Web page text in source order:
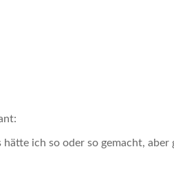
ich so oder so gemacht, aber